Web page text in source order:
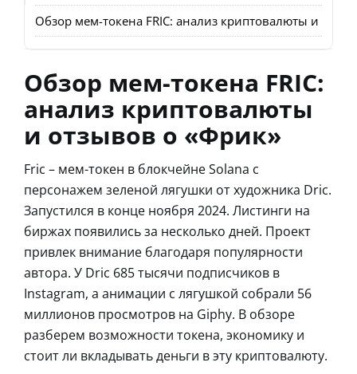
Обзор мем-токена FRIC: анализ криптовалюты и
Обзор мем-токена FRIC:
анализ криптовалюты
и отзывов о «Фрик»
Fric – мем-токен в блокчейне Solana с
персонажем зеленой лягушки от художника Dric.
Запустился в конце ноября 2024. Листинги на
биржах появились за несколько дней. Проект
привлек внимание благодаря популярности
автора. У Dric 685 тысячи подписчиков в
Instagram, а анимации с лягушкой собрали 56
миллионов просмотров на Giphy. В обзоре
разберем возможности токена, экономику и
стоит ли вкладывать деньги в эту криптовалюту.